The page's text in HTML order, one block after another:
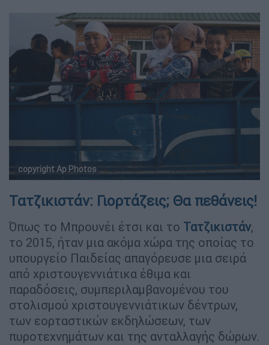
copyright Ap Photos
Τατζικιστάν: Γιορτάζεις; Θα πεθάνεις!
Όπως το Μπρουνέι έτσι και το Τατζικιστάν,
το 2015, ήταν μια ακόμα χώρα της οποίας το
υπουργείο Παιδείας απαγόρευσε μια σειρά
από χριστουγεννιάτικα έθιμα και
παραδόσεις, συμπεριλαμβανομένου του
στολισμού χριστουγεννιάτικων δέντρων,
των εορταστικών εκδηλώσεων, των
πυροτεχνημάτων και της ανταλλαγής δώρων.